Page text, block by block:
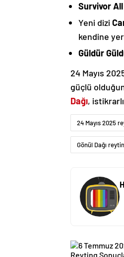
Survivor
Yeni dizi
kendine
Güldür
24 Mayıs
güçlü
Dağı,
24 Mayıs 2025
Gönül Dağı